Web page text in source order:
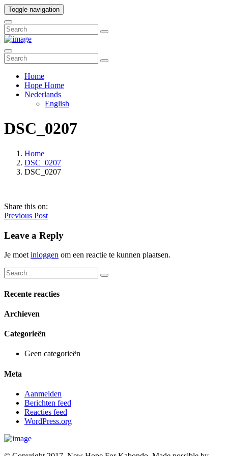
Toggle navigation
Home
Hope Home
Nederlands
English
DSC_0207
Home
DSC_0207
DSC_0207
Share this on:
Previous Post
Leave a Reply
Je moet inloggen om een reactie te kunnen plaatsen.
Recente reacties
Archieven
Categorieën
Geen categorieën
Meta
Aanmelden
Berichten feed
Reacties feed
WordPress.org